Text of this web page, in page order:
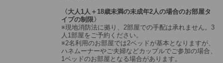
〈大人1人＋18歳未満の未成年2人の場合のお部屋タ
イプの制限〉
※現地消防法に拠り、2部屋での手配は承れません。3
人1部屋をご予約ください。
※2名利用のお部屋では2ベッドが基本となりますが、
ハネムーナーやご夫婦などカップルでご参加の場合、
1ベッドのお部屋となる場合があります。